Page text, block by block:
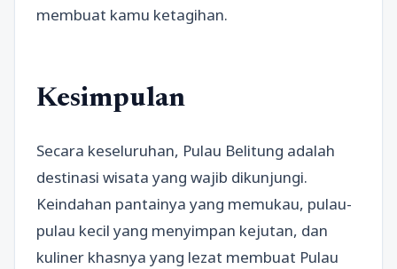
membuat kamu ketagihan.
Kesimpulan
Secara keseluruhan, Pulau Belitung adalah
destinasi wisata yang wajib dikunjungi.
Keindahan pantainya yang memukau, pulau-
pulau kecil yang menyimpan kejutan, dan
kuliner khasnya yang lezat membuat Pulau